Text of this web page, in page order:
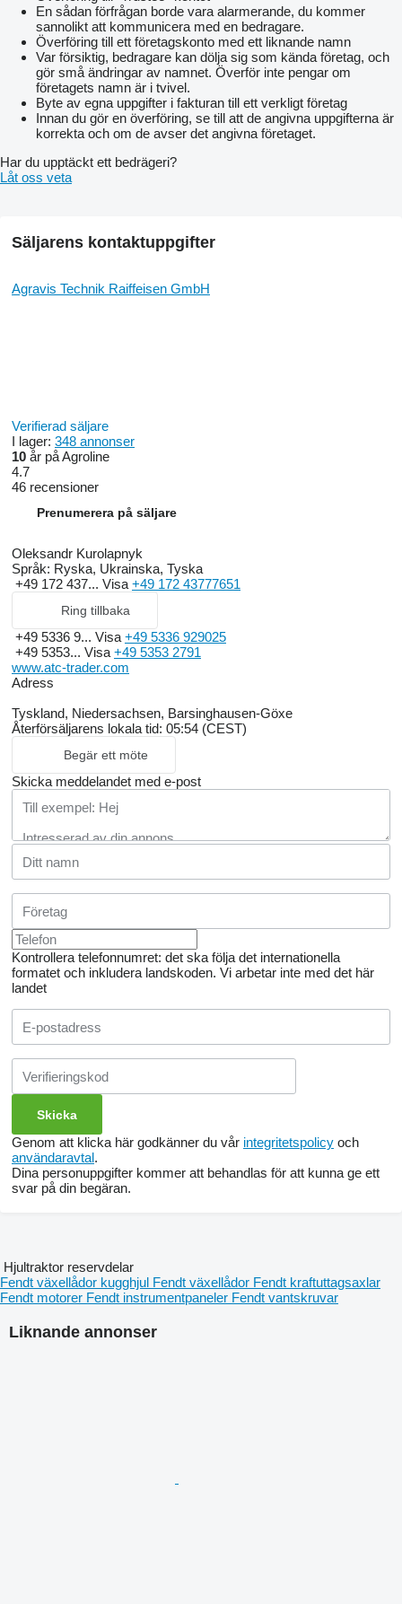
0640 Spurführung Basispaket
0650 RTK NovAtel
0660 TI Headland
0670 Agronomie Basispaket
0680 Smart Connect
0690 Telemetrie Basispaket
0700 Maschinensteuerung Basispaket
0710 Section Control
0720 Variable Rate Control
0730 Zulassung auf 14,0 t zul. Gesamtgewicht
0740 Zweikreisbremse
0750 DL 2-Leitungsanlage für Anhänger
0760 Handbremse pneumatisch
0790 Werkzeugkasten zusätzlich
0800 Untenanhängung Anbauteile
0830 Fendt Stability Control
En sådan förfrågan borde vara alarmerande, du kommer
sannolikt att kommunicera med en bedragare.
Överföring till ett företagskonto med ett liknande namn
Var försiktig, bedragare kan dölja sig som kända företag, och
gör små ändringar av namnet. Överför inte pengar om
företagets namn är i tvivel.
Byte av egna uppgifter i fakturan till ett verkligt företag
Innan du gör en överföring, se till att de angivna uppgifterna är
korrekta och om de avser det angivna företaget.
Har du upptäckt ett bedrägeri?
Låt oss veta
Säljarens kontaktuppgifter
Agravis Technik Raiffeisen GmbH
Verifierad säljare
I lager: 348 annonser
10 år på Agroline
4.7
46 recensioner
Prenumerera på säljare
Oleksandr Kurolapnyk
Språk: Ryska, Ukrainska, Tyska
+49 172 437... Visa +49 172 43777651
Ring tillbaka
+49 5336 9... Visa +49 5336 929025
+49 5353... Visa +49 5353 2791
www.atc-trader.com
Adress
Tyskland, Niedersachsen, Barsinghausen-Göxe
Återförsäljarens lokala tid: 05:54 (CEST)
Begär ett möte
Skicka meddelandet med e-post
Kontrollera telefonnumret: det ska följa det internationella
formatet och inkludera landskoden. Vi arbetar inte med det här
landet
Genom att klicka här godkänner du vår integritetspolicy och
användaravtal.
Dina personuppgifter kommer att behandlas för att kunna ge ett
svar på din begäran.
Liknande annonser
Hjultraktor reservdelar
Fendt växellådor kugghjul Fendt växellådor Fendt kraftuttagsaxlar
Fendt motorer Fendt instrumentpaneler Fendt vantskruvar